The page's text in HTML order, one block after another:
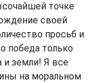
точке
своей
просьб и
победа только
и земли! Я все
на моральном